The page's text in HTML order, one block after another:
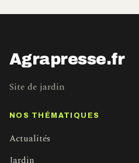
Agrapresse.fr
Site de jardin
NOS THÉMATIQUES
Actualités